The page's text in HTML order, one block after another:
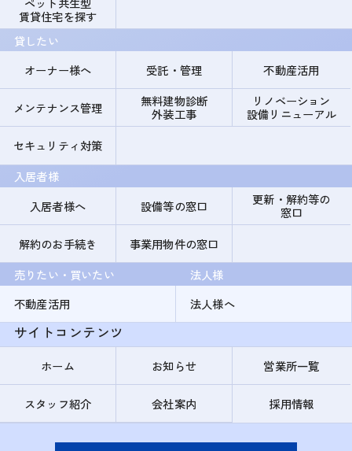
賃貸住宅を探す
貸したい
オーナー様へ
受託・管理 不動産活用
メンテナンス管理
無料建物診断
外装工事
リノベーション
設備リニューアル
セキュリティ対策
入居者様
入居者様へ
設備等の窓口
更新・解約等の
窓口
解約のお手続き
事業用物件の窓口
売りたい・買いたい
不動産活用
法人様
法人様へ
サイトコンテンツ
ホーム お知らせ 営業所一覧
スタッフ紹介 会社案内 採用情報